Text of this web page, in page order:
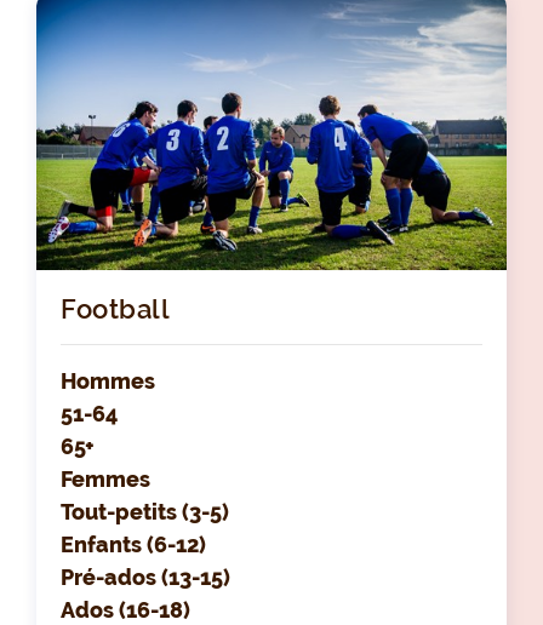
Football
Hommes
51-64
65+
Femmes
Tout-petits (3-5)
Enfants (6-12)
Pré-ados (13-15)
Ados (16-18)